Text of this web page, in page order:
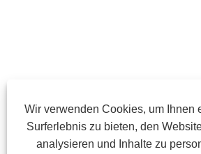
Wir verwenden Cookies, um Ihnen
Surferlebnis zu bieten, den
analysieren und Inhalte zu